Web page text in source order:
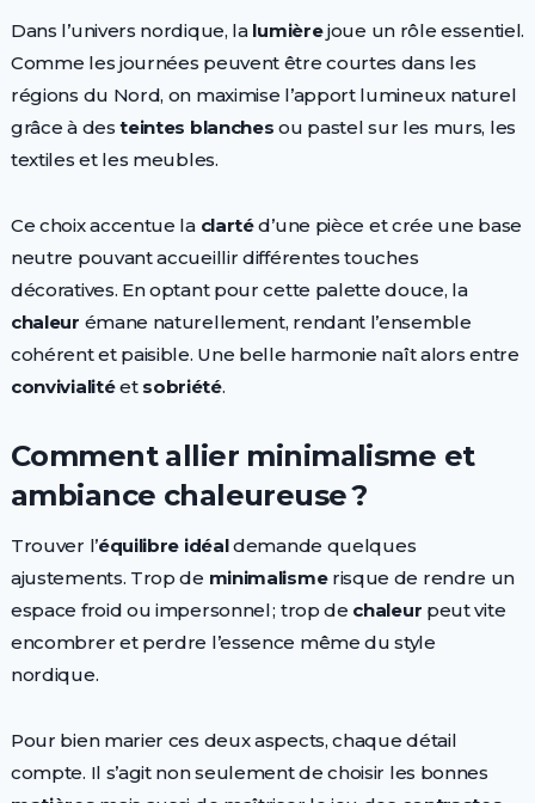
Dans l’univers nordique, la lumièrejoue un rôle essentiel.
Comme les journées peuvent être courtes dans les
régions du Nord, on maximise l’apport lumineux naturel
grâce à desteintes blanches ou pastel sur les murs, les
textiles et les meubles.
Ce choix accentue la clartéd’une pièce et crée une base
neutre pouvant accueillir différentes touches
décoratives. En optant pour cette palette douce, la
chaleur émane naturellement, rendant l’ensemble
cohérent et paisible. Une belle harmonie naît alors entre
convivialitéet sobriété.
Comment allier minimalisme et
ambiance chaleureuse ?
Trouver l’équilibre idéaldemande quelques
ajustements. Trop de minimalismerisque de rendre un
espace froid ou impersonnel ; trop de chaleur peut vite
encombrer et perdre l’essence même du style
nordique.
Pour bien marier ces deux aspects, chaque détail
compte. Il s’agit non seulement de choisir les bonnes